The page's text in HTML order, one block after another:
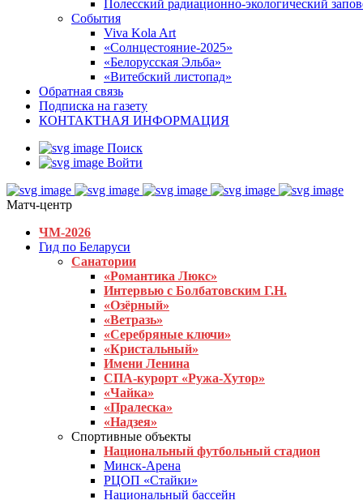
Полесский радиационно-экологический
События
Viva Kola Art
«Солнцестояние-2025»
«Белорусская Эльба»
«Витебский листопад»
Обратная связь
Подписка на газету
КОНТАКТНАЯ ИНФОРМАЦИЯ
Поиск
Войти
Матч-центр
ЧМ-2026
Гид по Беларуси
Санатории
«Романтика Люкс»
Интервью с Болбатовским Г.Н.
«Озёрный»
«Ветразь»
«Серебряные ключи»
«Кристальный»
Имени Ленина
СПА-курорт «Ружа-Хутор»
«Чайка»
«Пралеска»
«Надзея»
Спортивные объекты
Национальный футбольный стадион
Минск-Арена
РЦОП «Стайки»
Национальный бассейн